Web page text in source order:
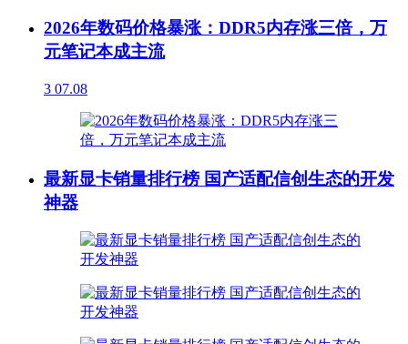
2026年数码价格暴涨：DDR5内存涨三倍，万
元笔记本成主流
3 07.08
最新显卡销量排行榜 国产适配信创生态的开发
神器